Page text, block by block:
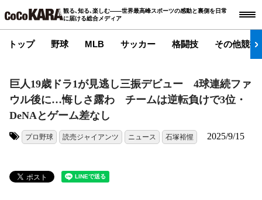
観る､知る､楽しむ――世界最高峰スポーツの感動と裏側を日常
に届ける総合メディア
トップ 野球 MLB サッカー 格闘技 その他競技
巨人19歳ドラ1が見逃し三振デビュー 4球連続ファ
ウル後に…悔しさ露わ チームは逆転負けで3位・
DeNAとゲーム差なし
プロ野球 読売ジャイアンツ ニュース 石塚裕惺 2025/9/15